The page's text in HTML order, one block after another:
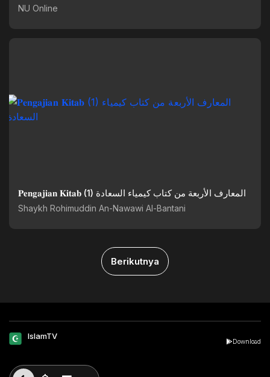
NU Online
𝐏𝐞𝐧𝐠𝐚𝐣𝐢𝐚𝐧 𝐊𝐢𝐭𝐚𝐛 (1) المعارف الأربعة من كتاب كيمياء السعادة
Shaykh Rohimuddin An-Nawawi Al-Bantani
Berikutnya
IslamTV
Download